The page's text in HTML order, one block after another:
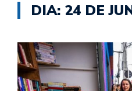
DIA: 24 DE